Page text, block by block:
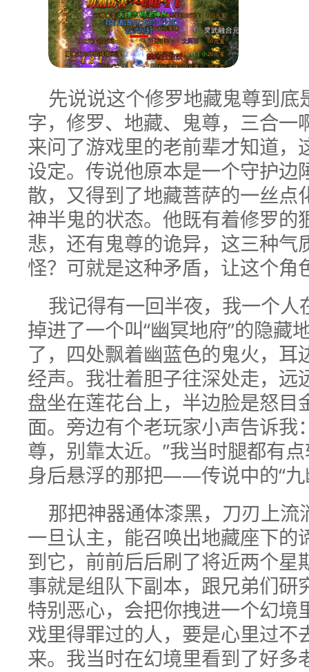
先说说这个修罗地藏鬼尊到
字，修罗、地藏、鬼尊，三合一
来问了游戏里的老前辈才知道，
设定。传说他原本是一个守护边
散，又得到了地藏菩萨的一丝点
神半鬼的状态。他既有着修罗的
悲，还有鬼尊的诡异，这三种气
怪？可就是这种矛盾，让这个角
我记得有一回半夜，我一个
掉进了一个叫“幽冥地府”的隐藏
了，四处飘着幽蓝色的鬼火，耳
经声。我壮着胆子往深处走，远
盘坐在莲花台上，半边脸是怒目
面。旁边有个老玩家小声告诉我
尊，别靠太近。”我当时腿都有
身后悬浮的那把——传说中的“九
那把神器通体漆黑，刀刃上
一旦认主，能召唤出地藏座下的
到它，前前后后刷了将近两个星
事就是组队下副本，跟兄弟们研
特别恶心，会把你拽进一个幻境
戏里得罪过的人，要是心里过不
来。我当时在幻境里看到了好多